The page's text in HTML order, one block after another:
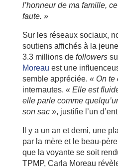
l’honneur de ma famille,
faute. »
Sur les réseaux sociaux,
soutiens affichés à la
3.3 millions de followers
Moreau est une
semble appréciée. « On te
internautes. « Elle est
elle parle comme
son sac », justifie l’un
Il y a un an et demi, une
par la mère et le beau-
que la voyante se soit
TPMP, Carla Moreau